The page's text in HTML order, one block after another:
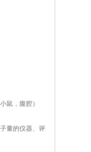
鼠，腹腔）
量的仪器、评